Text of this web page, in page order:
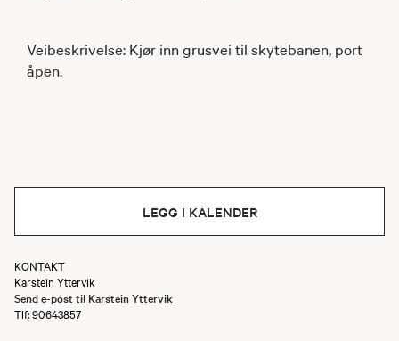
Veibeskrivelse: Kjør inn grusvei til skytebanen, port
åpen.
LEGG I KALENDER
KONTAKT
Karstein Yttervik
Send e-post til Karstein Yttervik
Tlf: 90643857